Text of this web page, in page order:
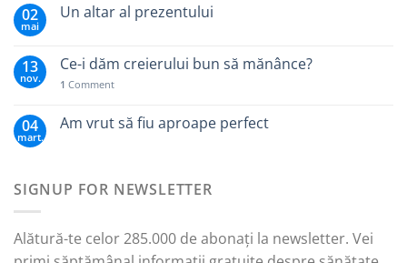
02
mai
Un altar al prezentului
13
nov.
Ce-i dăm creierului bun să mănânce?
1 Comment
04
mart.
Am vrut să fiu aproape perfect
SIGNUP FOR NEWSLETTER
Alătură-te celor 285.000 de abonați la newsletter. Vei